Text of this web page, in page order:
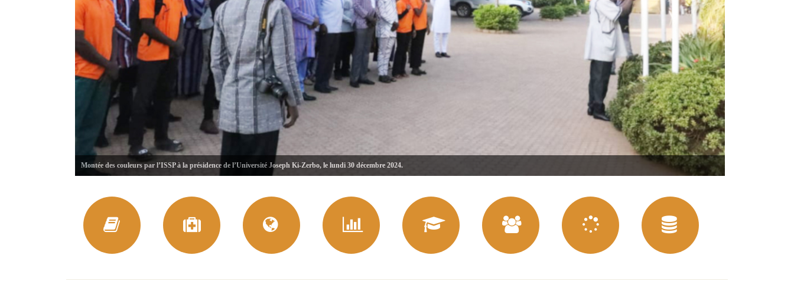
Montée des couleurs par l’ISSP à la présidence de l’Université Joseph Ki-Zerbo, le lundi 30 décembre 2024.